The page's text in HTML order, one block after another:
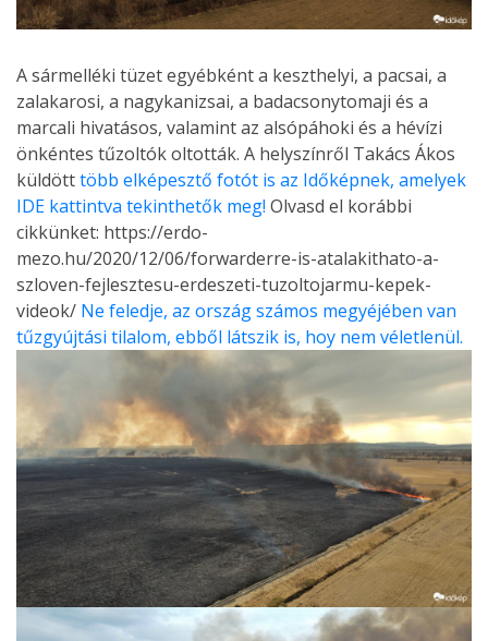
A sármelléki tüzet egyébként a keszthelyi, a pacsai, a
zalakarosi, a nagykanizsai, a badacsonytomaji és a
marcali hivatásos, valamint az alsópáhoki és a hévízi
önkéntes tűzoltók oltották. A helyszínről Takács Ákos
küldötttöbb elképesztő fotót is az Időképnek, amelyek
IDE kattintva tekinthetők meg! Olvasd el korábbi
cikkünket: https://erdo-
mezo.hu/2020/12/06/forwarderre-is-atalakithato-a-
szloven-fejlesztesu-erdeszeti-tuzoltojarmu-kepek-
videok/ Ne feledje, az ország számos megyéjében van
tűzgyújtási tilalom, ebből látszik is, hoy nem véletlenül.